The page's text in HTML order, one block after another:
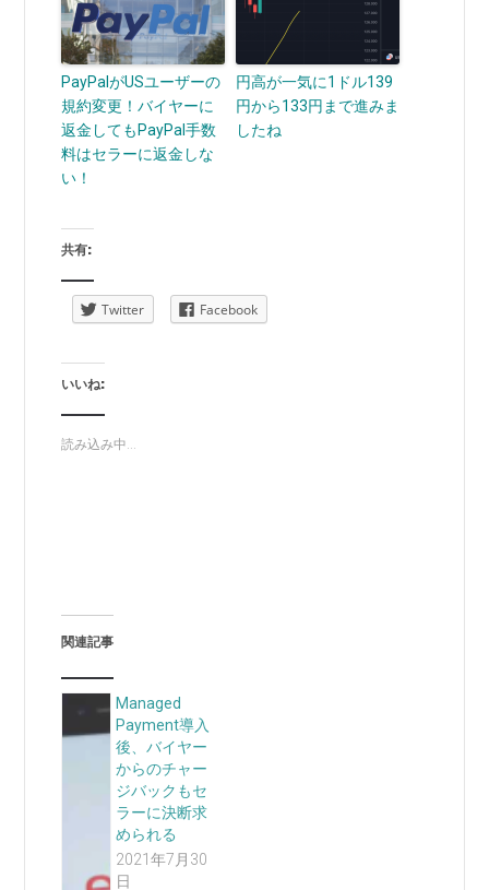
PayPalがUSユーザーの
規約変更！バイヤーに
返金してもPayPal手数
料はセラーに返金しな
い！
円高が一気に1ドル139
円から133円まで進みま
したね
共有:
Twitter Facebook
いいね:
読み込み中...
関連記事
Managed
Payment導入
後、バイヤー
からのチャー
ジバックもセ
ラーに決断求
められる
2021年7月30
日